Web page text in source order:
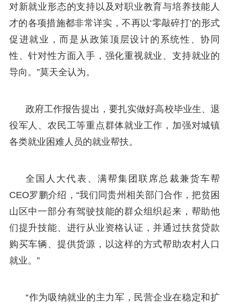
对新就业形态的支持以及对职业教育与培养技能人
才的各项措施都非常详实，不再以‘零敲碎打’的形式
促进就业，而是从政策顶层设计的系统性、协同
性、针对性方面入手，强化重视就业、支持就业的
导向。”莫天全认为。
政府工作报告提出，要扎实做好高校毕业生、退
役军人、农民工等重点群体就业工作，加强对城镇
各类就业困难人员的就业帮扶。
全国人大代表、满帮集团联席总裁兼货车帮
CEO罗鹏介绍，“我们同贵州相关部门合作，把贫困
山区中一部分有驾驶技能的群众组织起来，帮助他
们提升技能、进行从业资格认证，并通过扶贫贷款
购买车辆、提供货源，以这样的方式帮助农村人口
就业。”
“作为吸纳就业的主力军，民营企业在稳定和扩